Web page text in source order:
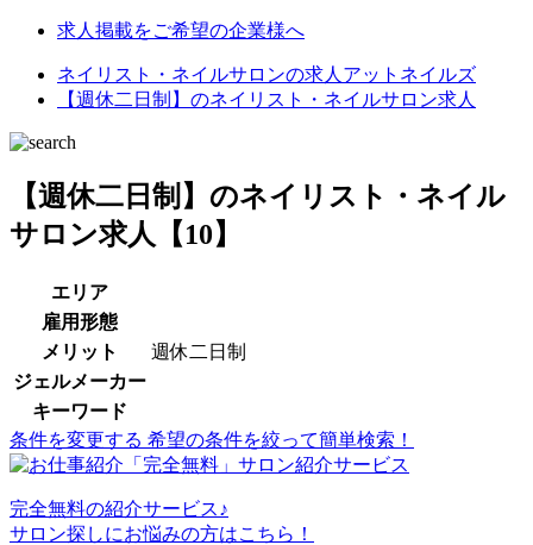
求人掲載をご希望の企業様へ
ネイリスト・ネイルサロンの求人アットネイルズ
【週休二日制】のネイリスト・ネイルサロン求人
【週休二日制】のネイリスト・ネイル
サロン求人【10】
エリア
雇用形態
メリット
週休二日制
ジェルメーカー
キーワード
条件を変更する 希望の条件を絞って簡単検索！
完全無料の紹介サービス♪
サロン探しにお悩みの方はこちら！